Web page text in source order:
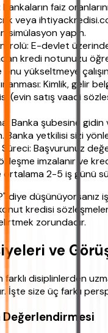
faiz
veya
simülasyon yapın.
E-devlet
kredi notunuzu
yükseltmeye
Kimlik, gelir
(evin satış vaadi
Banka şubesine gidin
Banka yetkilisi sizi
Süreci: Başvurunuz
imzalanır ve
ortalama 2-5 iş günü
diye düşünüyorsanız
kredisi
zorundadır.
ve
farklı disiplinlerden
İşte size üç farklı
Değerlendirmesi